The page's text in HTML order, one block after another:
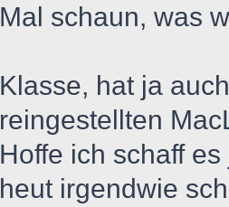
Mal schaun, was
Klasse, hat ja
reingestellten
Hoffe ich schaff
heut irgendwie